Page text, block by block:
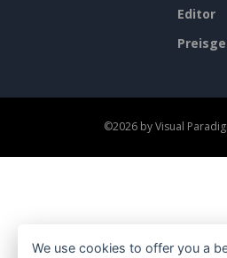
Editor
©2026 by Visual
We use cookies to offer you a